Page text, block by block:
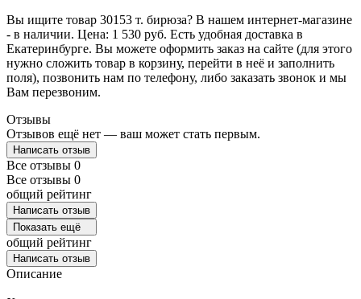
Вы ищите товар 30153 т. бирюза? В нашем интернет-магазине
- в наличии. Цена: 1 530 руб. Есть удобная доставка в
Екатеринбурге. Вы можете оформить заказ на сайте (для этого
нужно сложить товар в корзину, перейти в неё и заполнить
поля), позвонить нам по телефону, либо заказать звонок и мы
Вам перезвоним.
Отзывы
Отзывов ещё нет — ваш может стать первым.
Написать отзыв
Все отзывы 0
Все отзывы 0
общий рейтинг
Написать отзыв
Показать ещё
общий рейтинг
Написать отзыв
Описание